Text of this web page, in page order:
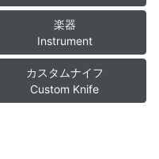
楽器
Instrument
カスタムナイフ
Custom Knife